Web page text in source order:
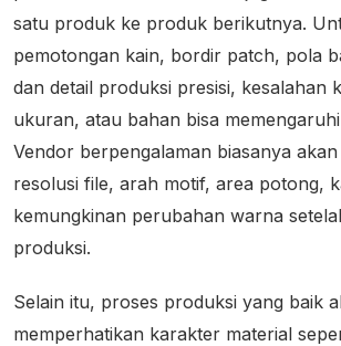
satu produk ke produk berikutnya.
pemotongan kain, bordir patch, pola
dan detail produksi presisi, kesalahan
ukuran, atau bahan bisa
Vendor berpengalaman biasanya
resolusi file, arah motif, area potong,
kemungkinan perubahan warna
produksi.
Selain itu, proses produksi yang baik
memperhatikan karakter material